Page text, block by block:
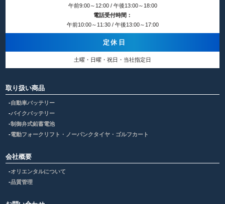
午前9:00～12:00 / 午後13:00～18:00
電話受付時間：
午前10:00～11:30 / 午後13:00～17:00
定休日
土曜・日曜・祝日・当社指定日
取り扱い商品
自動車バッテリー
バイクバッテリー
制御弁式鉛蓄電池
電動フォークリフト・ノーパンクタイヤ・ゴルフカート
会社概要
オリエンタルについて
品質管理